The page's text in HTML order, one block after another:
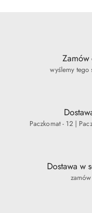
wyślemy
Paczkomat - 12 |
Dostawa w